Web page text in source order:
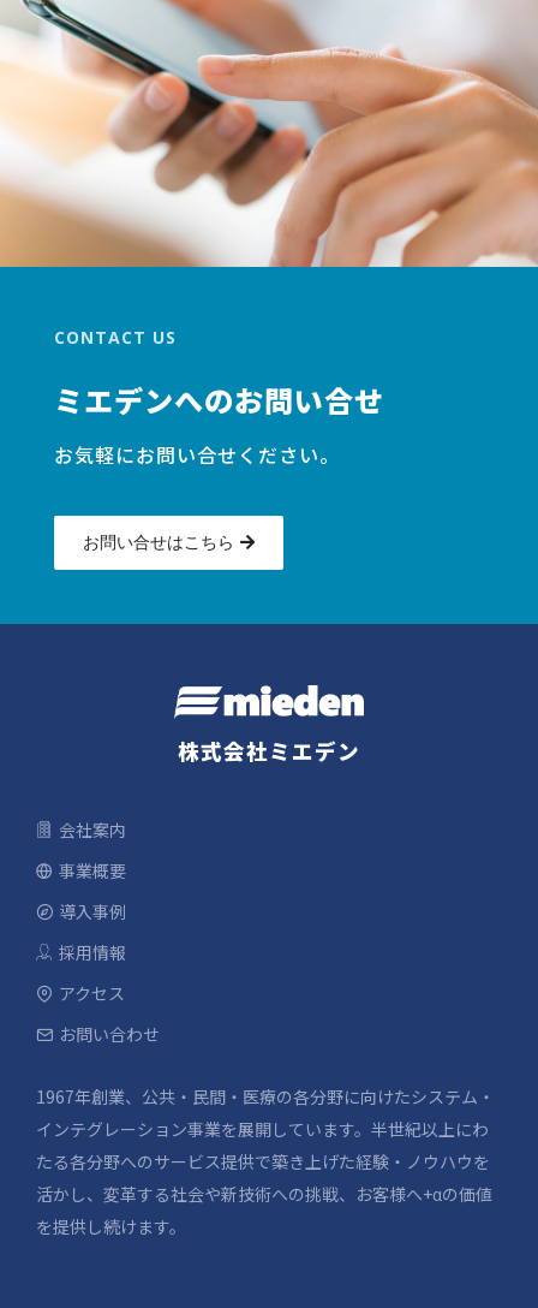
CONTACT US
ミエデンへのお問い合せ
お気軽にお問い合せください。
お問い合せはこちら
株式会社ミエデン
会社案内
事業概要
導入事例
採用情報
アクセス
お問い合わせ
1967年創業、公共・民間・医療の各分野に向けたシステム・
インテグレーション事業を展開しています。半世紀以上にわ
たる各分野へのサービス提供で築き上げた経験・ノウハウを
活かし、変革する社会や新技術への挑戦、お客様へ+αの価値
を提供し続けます。